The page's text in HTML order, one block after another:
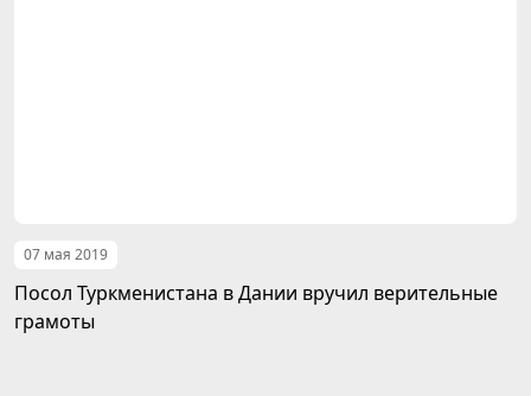
07 мая 2019
Посол Туркменистана в Дании вручил верительные
грамоты